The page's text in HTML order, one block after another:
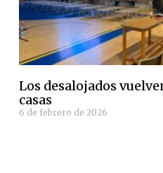
Los desalojados
casas
6 de febrero de 2026